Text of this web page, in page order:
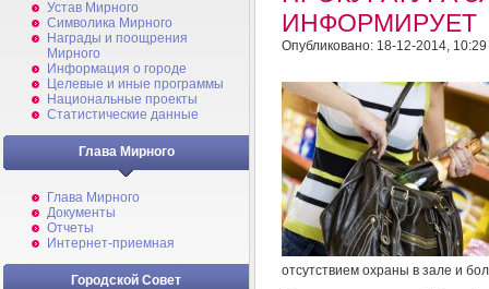
Устав Мирного
Символика Мирного
Награды и поощрения
Мирного
Информация о городе
Целевые и иные программы
Национальные проекты
Статистические данные
Глава Мирного
Глава Мирного
Документы
Отчеты
Интернет-приемная
Городской Совет
ИНФОРМИРУЕТ
Опубликовано: 18-12-2014, 10:29
отсутствием охраны в зале и